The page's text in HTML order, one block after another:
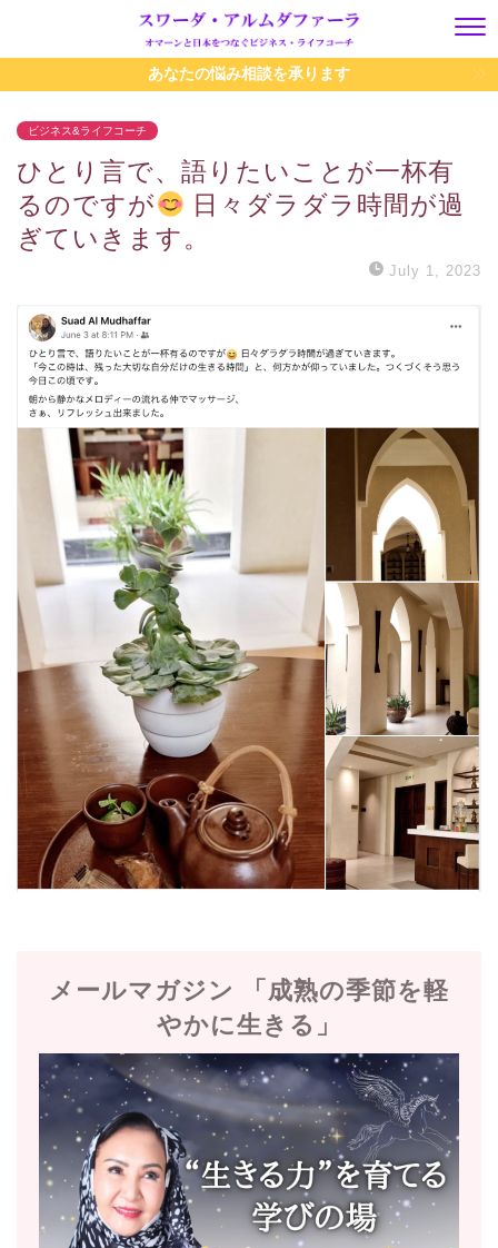
あなたの悩み相談を承ります
ビジネス&ライフコーチ
ひとり言で、語りたいことが一杯有
るのですが
日々ダラダラ時間が過
ぎていきます。
July 1, 2023
メールマガジン 「成熟の季節を軽
やかに生きる」